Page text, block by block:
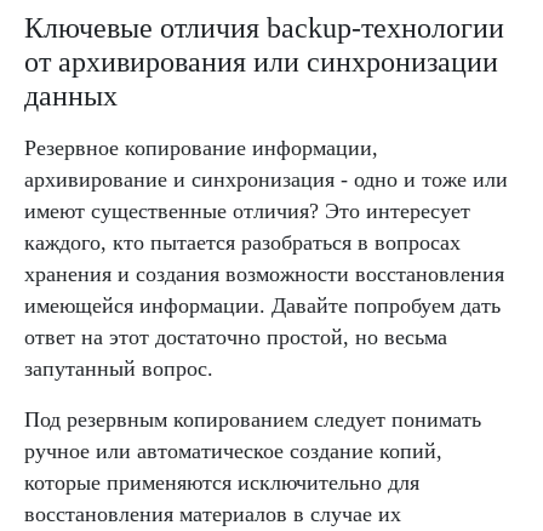
Ключевые отличия backup-технологии
от архивирования или синхронизации
данных
Резервное копирование информации,
архивирование и синхронизация - одно и тоже или
имеют существенные отличия? Это интересует
каждого, кто пытается разобраться в вопросах
хранения и создания возможности восстановления
имеющейся информации. Давайте попробуем дать
ответ на этот достаточно простой, но весьма
запутанный вопрос.
Под резервным копированием следует понимать
ручное или автоматическое создание копий,
которые применяются исключительно для
восстановления материалов в случае их